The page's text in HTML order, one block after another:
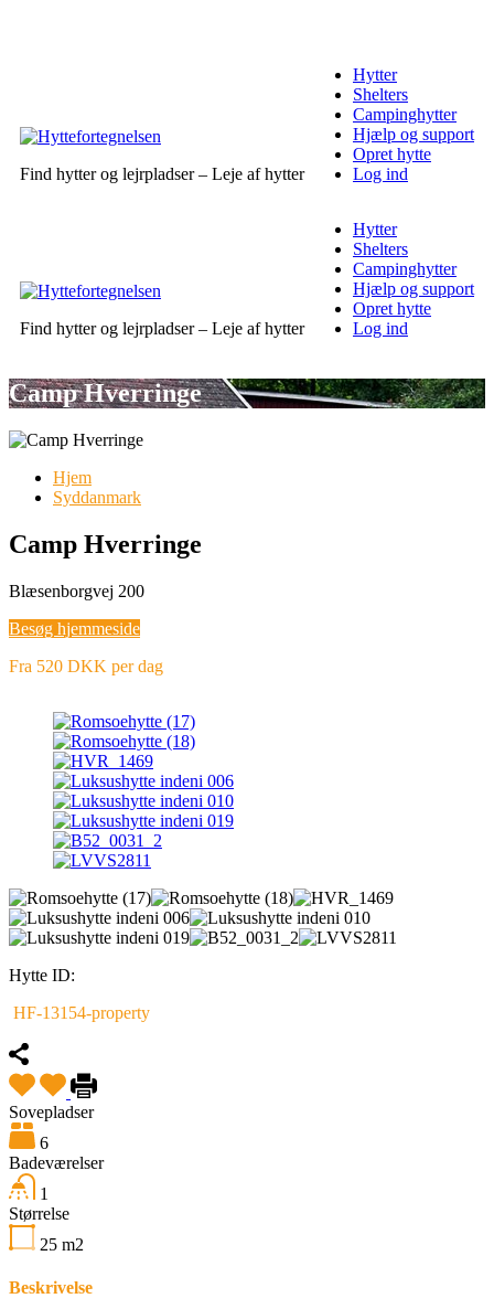
Find hytter og lejrpladser – Leje af hytter
Hytter
Shelters
Campinghytter
Hjælp og support
Opret hytte
Log ind
Find hytter og lejrpladser – Leje af hytter
Hytter
Shelters
Campinghytter
Hjælp og support
Opret hytte
Log ind
Camp Hverringe
Hjem
Syddanmark
Camp Hverringe
Blæsenborgvej 200
Besøg hjemmeside
Fra 520 DKK per dag
Hytte ID:
HF-13154-property
Sovepladser
6
Badeværelser
1
Størrelse
25 m2
Beskrivelse